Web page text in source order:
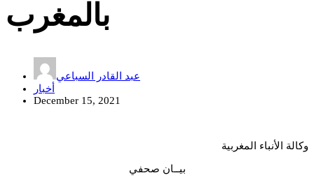
بالمغرب
عبد القادر السباعي
أخبار
December 15, 2021
وكالة الأنباء المغربية
بيــان صحفي